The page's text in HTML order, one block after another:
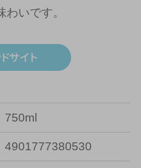
いです。
750ml
4901777380530